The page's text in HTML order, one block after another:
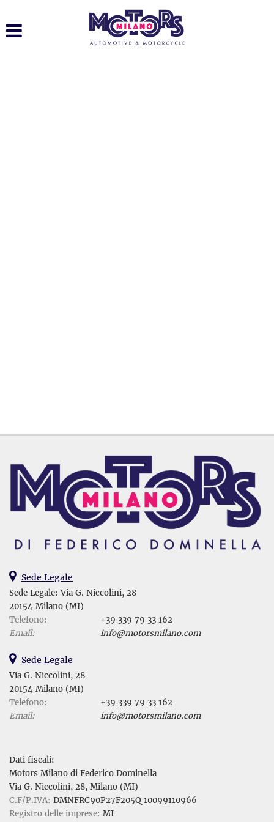
Sede Legale
Sede Legale: Via G. Niccolini, 28
20154 Milano (MI)
Telefono:
+39 339 79 33 162
Email:
info@motorsmilano.com
Sede Legale
Via G. Niccolini, 28
20154 Milano (MI)
Telefono:
+39 339 79 33 162
Email:
info@motorsmilano.com
Dati fiscali:
Motors Milano di Federico Dominella
Via G. Niccolini, 28, Milano (MI)
C.F/P.IVA: DMNFRC90P27F205Q 10099110966
Registro delle imprese: MI